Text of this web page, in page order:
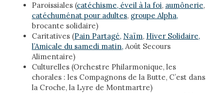
Paroissiales (catéchisme, éveil à la foi, aumônerie,
catéchuménat pour adultes, groupe Alpha,
brocante solidaire)
Caritatives (Pain Partagé, Naïm, Hiver Solidaire,
l’Amicale du samedi matin, Août Secours
Alimentaire)
Culturelles (Orchestre Philarmonique, les
chorales : les Compagnons de la Butte, C’est dans
la Croche, la Lyre de Montmartre)